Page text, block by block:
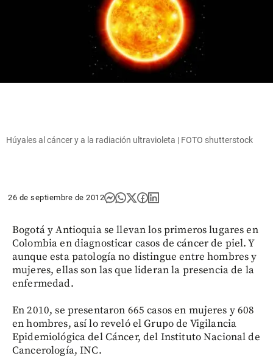
Húyales al cáncer y a la radiación ultravioleta | FOTO shutterstock
26 de septiembre de 2012
Bogotá y Antioquia se llevan los primeros lugares en
Colombia en diagnosticar casos de cáncer de piel. Y
aunque esta patología no distingue entre hombres y
mujeres, ellas son las que lideran la presencia de la
enfermedad.
En 2010, se presentaron 665 casos en mujeres y 608
en hombres, así lo reveló el Grupo de Vigilancia
Epidemiológica del Cáncer, del Instituto Nacional de
Cancerología, INC.